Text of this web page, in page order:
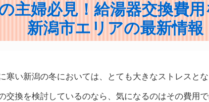
主婦必見！給湯器交換費
新潟市エリアの最新情報
寒い新潟の冬においては、とても大きなストレスとな
交換を検討しているのなら、気になるのはその費用